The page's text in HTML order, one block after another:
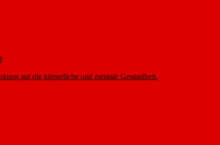
auf die körperliche und mentale Gesundheit.